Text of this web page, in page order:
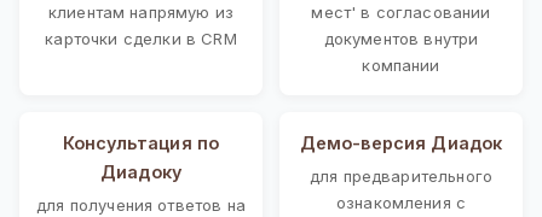
клиентам напрямую из
карточки сделки в CRM
мест' в согласовании
документов внутри
компании
Консультация по
Диадоку
для получения ответов на
Демо-версия Диадок
для предварительного
ознакомления с